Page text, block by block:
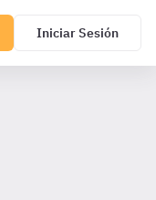
Iniciar Sesión